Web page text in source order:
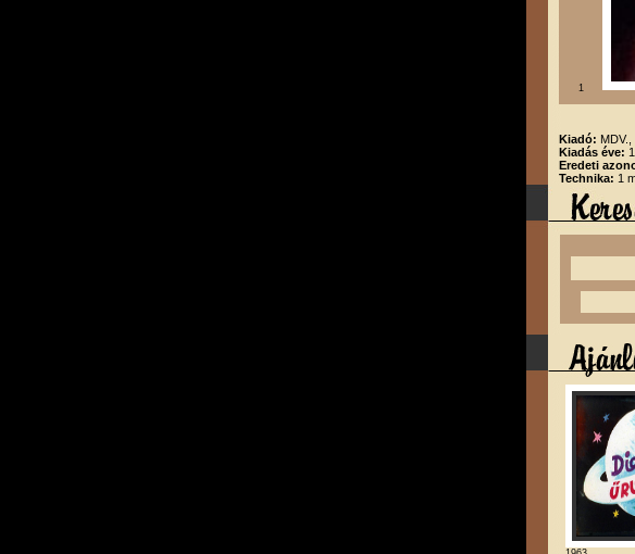
1
Kiadó: MDV.,
Kiadás éve:
Eredeti
Technika: 1